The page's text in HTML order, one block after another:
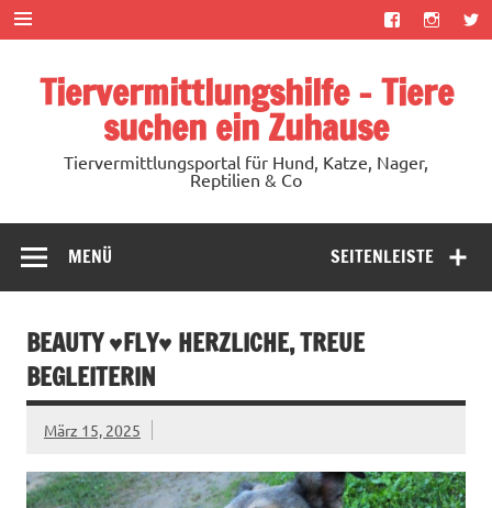
Zum
Inhalt
springen
Tiervermittlungshilfe – Tiere
suchen ein Zuhause
Tiervermittlungsportal für Hund, Katze, Nager,
Reptilien & Co
SEITENLEISTE
MENÜ
BEAUTY ♥FLY♥ HERZLICHE, TREUE
BEGLEITERIN
März 15, 2025